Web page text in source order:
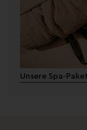
Unsere Spa-